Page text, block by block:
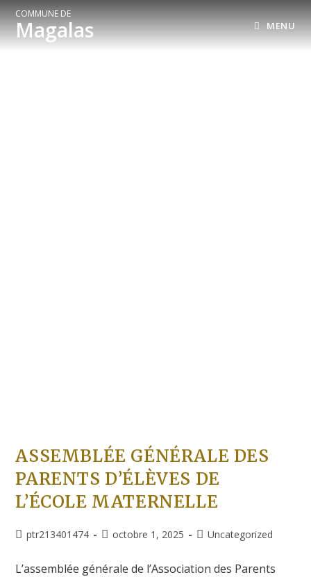
COMMUNE DE
Magalas MENU
ASSEMBLÉE GÉNÉRALE DES
PARENTS D’ÉLÈVES DE
L’ÉCOLE MATERNELLE
ptr213401474 octobre 1, 2025 Uncategorized
L’assemblée générale de l’Association des Parents